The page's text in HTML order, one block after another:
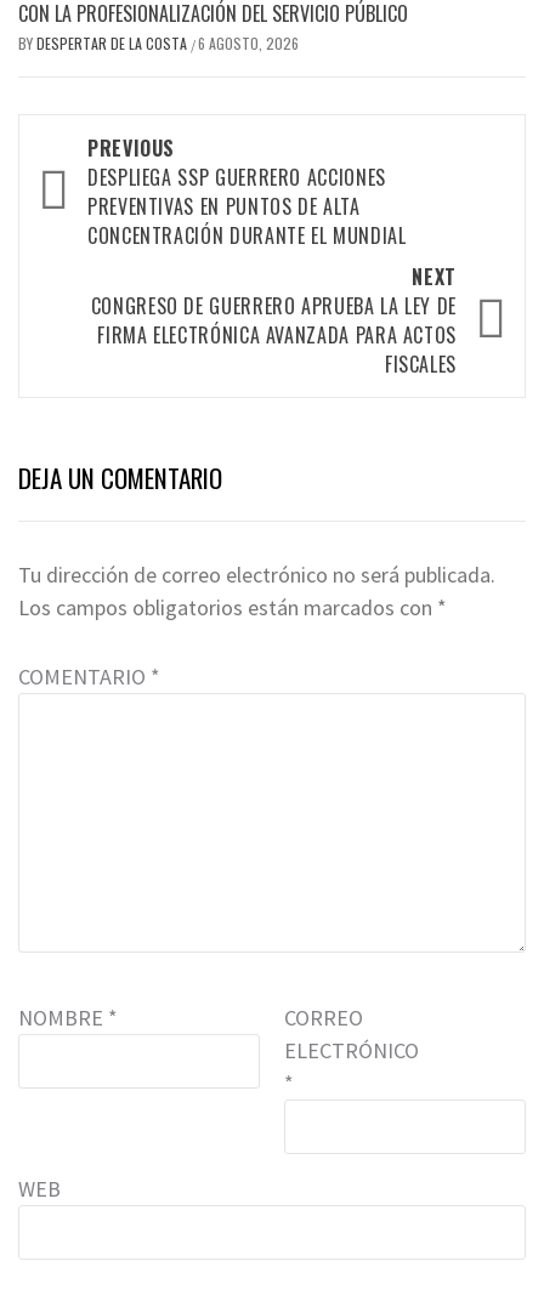
CON LA PROFESIONALIZACIÓN DEL SERVICIO PÚBLICO
BYDESPERTAR DE LA COSTA /6 AGOSTO, 2026
navigation
PREVIOUS
DESPLIEGA SSP GUERRERO ACCIONES
PREVENTIVAS EN PUNTOS DE ALTA
CONCENTRACIÓN DURANTE EL MUNDIAL
NEXT
CONGRESO DE GUERRERO APRUEBA LA LEY DE
FIRMA ELECTRÓNICA AVANZADA PARA ACTOS
FISCALES
DEJA UN COMENTARIO
Tu dirección de correo electrónico no será publicada.
Los campos obligatorios están marcados con *
COMENTARIO *
NOMBRE *
CORREO
ELECTRÓNICO
*
WEB